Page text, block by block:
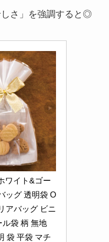
さ」を強調すると◎
ワイト&ゴー
ッグ 透明袋 O
アバッグ ビニ
ル袋 柄 無地
袋 平袋 マチ